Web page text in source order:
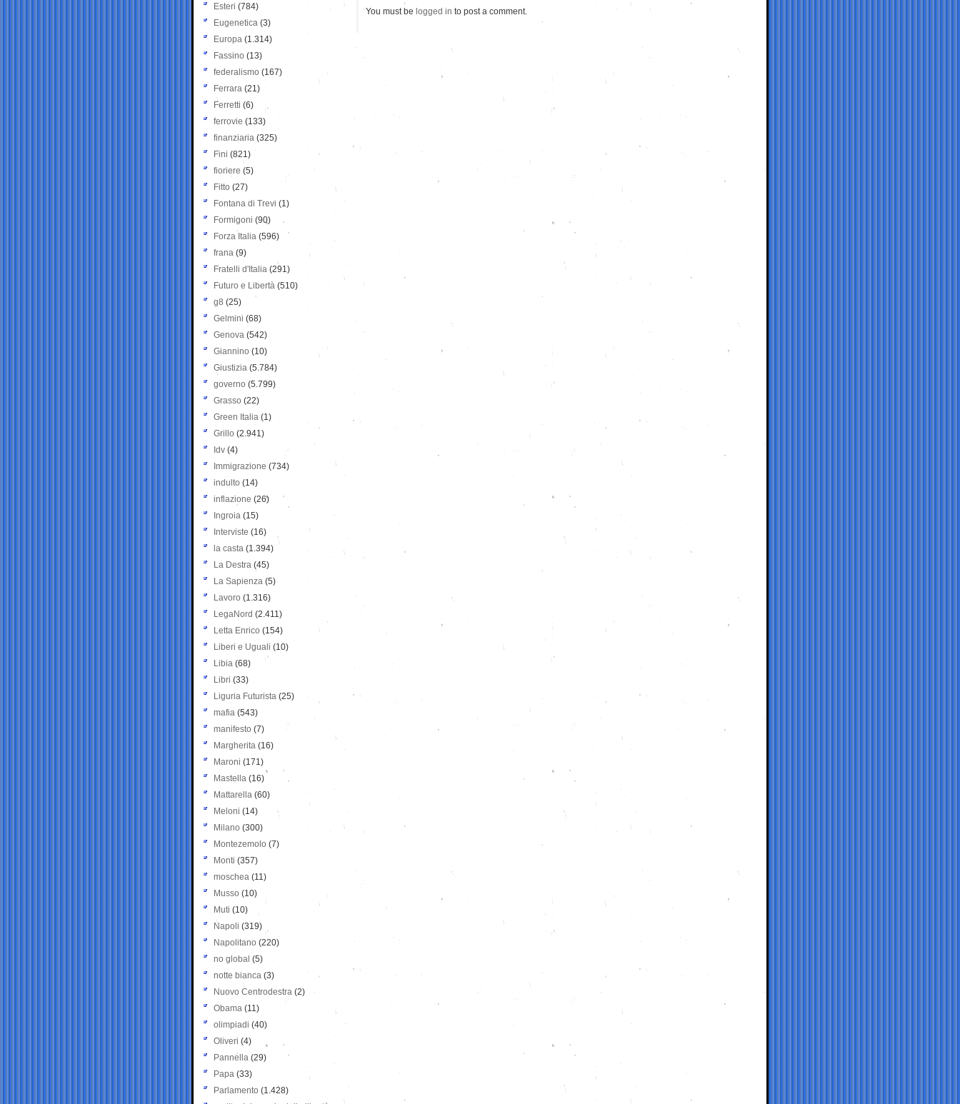
You must be logged in to post a comment.
Esteri (784)
Eugenetica (3)
Europa (1.314)
Fassino (13)
federalismo (167)
Ferrara (21)
Ferretti (6)
ferrovie (133)
finanziaria (325)
Fini (821)
fioriere (5)
Fitto (27)
Fontana di Trevi (1)
Formigoni (90)
Forza Italia (596)
frana (9)
Fratelli d'Italia (291)
Futuro e Libertà (510)
g8 (25)
Gelmini (68)
Genova (542)
Giannino (10)
Giustizia (5.784)
governo (5.799)
Grasso (22)
Green Italia (1)
Grillo (2.941)
Idv (4)
Immigrazione (734)
indulto (14)
inflazione (26)
Ingroia (15)
Interviste (16)
la casta (1.394)
La Destra (45)
La Sapienza (5)
Lavoro (1.316)
LegaNord (2.411)
Letta Enrico (154)
Liberi e Uguali (10)
Libia (68)
Libri (33)
Liguria Futurista (25)
mafia (543)
manifesto (7)
Margherita (16)
Maroni (171)
Mastella (16)
Mattarella (60)
Meloni (14)
Milano (300)
Montezemolo (7)
Monti (357)
moschea (11)
Musso (10)
Muti (10)
Napoli (319)
Napolitano (220)
no global (5)
notte bianca (3)
Nuovo Centrodestra (2)
Obama (11)
olimpiadi (40)
Oliveri (4)
Pannella (29)
Papa (33)
Parlamento (1.428)